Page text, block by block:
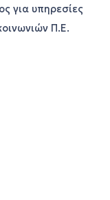
για υπηρεσίες
Π.Ε.